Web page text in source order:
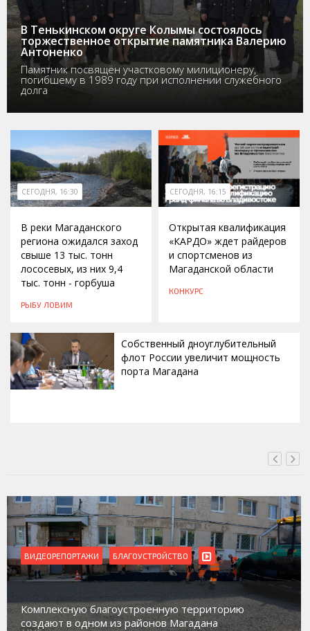
В Тенькинском округе Колымы состоялось
торжественное открытие памятника Валерию
Антоненко
Памятник посвящён участковому милиционеру,
погибшему в 1989 году при исполнении служебного
долга
СЕГОДНЯ, 16:30
В реки Магаданского
региона ожидался заход
свыше 13 тыс. тонн
лососевых, из них 9,4
тыс. тонн - горбуша
РЫБУ ЛОВИМ
СЕГОДНЯ, 16:15
Открытая квалификация
«КАРДО» ждет райдеров
и спортсменов из
Магаданской области
КОНКУРС
Собственный дноуглубительный
флот России увеличит мощность
порта Магадана
ВИДЕОРЕПОРТАЖИ БЛАГОУСТРОЙСТВО
Комплексную благоустроенную территорию
создают в одном из районов Магадана